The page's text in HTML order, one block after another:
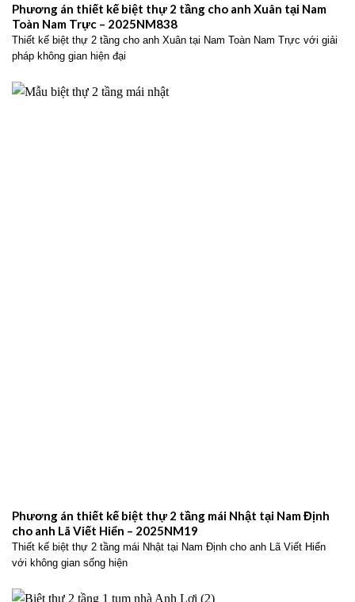
Phương án thiết kế biệt thự 2 tầng cho anh Xuân tại Nam
Toàn Nam Trực – 2025NM838
Thiết kế biệt thự 2 tầng cho anh Xuân tại Nam Toàn Nam Trực với giải
pháp không gian hiện đại
Phương án thiết kế biệt thự 2 tầng mái Nhật tại Nam Định
cho anh Lã Viết Hiển – 2025NM19
Thiết kế biệt thự 2 tầng mái Nhật tại Nam Định cho anh Lã Viết Hiển
với không gian sống hiện